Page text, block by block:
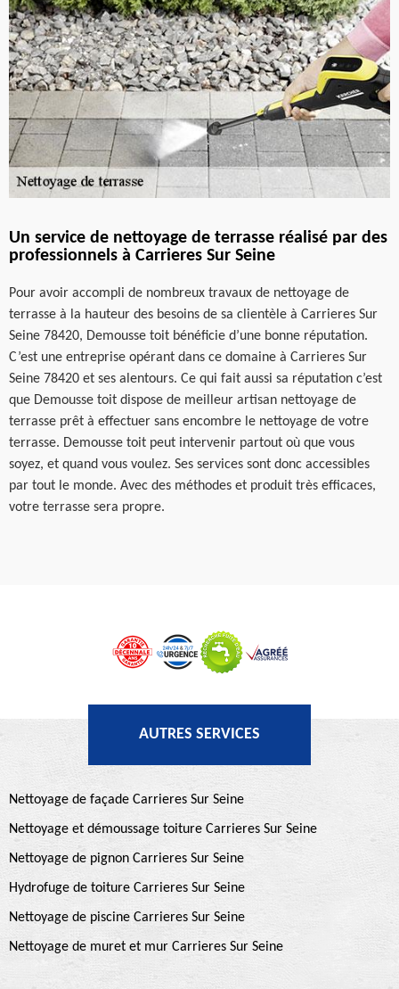
Un service de nettoyage de terrasse réalisé par des
professionnels à Carrieres Sur Seine
Pour avoir accompli de nombreux travaux de nettoyage de
terrasse à la hauteur des besoins de sa clientèle à Carrieres Sur
Seine 78420, Demousse toit bénéficie d’une bonne réputation.
C’est une entreprise opérant dans ce domaine à Carrieres Sur
Seine 78420 et ses alentours. Ce qui fait aussi sa réputation c’est
que Demousse toit dispose de meilleur artisan nettoyage de
terrasse prêt à effectuer sans encombre le nettoyage de votre
terrasse. Demousse toit peut intervenir partout où que vous
soyez, et quand vous voulez. Ses services sont donc accessibles
par tout le monde. Avec des méthodes et produit très efficaces,
votre terrasse sera propre.
AUTRES SERVICES
Nettoyage de façade Carrieres Sur Seine
Nettoyage et démoussage toiture Carrieres Sur Seine
Nettoyage de pignon Carrieres Sur Seine
Hydrofuge de toiture Carrieres Sur Seine
Nettoyage de piscine Carrieres Sur Seine
Nettoyage de muret et mur Carrieres Sur Seine